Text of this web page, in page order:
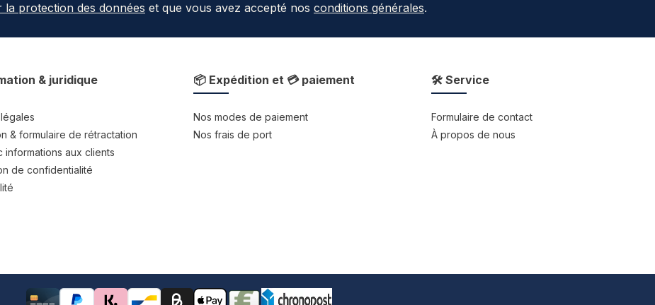
protection des données et que vous avez accepté nos conditions générales.
& juridique
& formulaire de rétractation
informations aux clients
de confidentialité
📦 Expédition et 💳 paiement
Nos modes de paiement
Nos frais de port
🛠 Service
Formulaire de contact
À propos de nous